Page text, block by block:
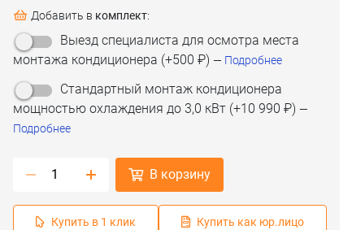
Добавить в комплект:
Выезд специалиста для осмотра места
монтажа кондиционера (+500 ₽) — Подробнее
Стандартный монтаж кондиционера
мощностью охлаждения до 3,0 кВт (+10 990 ₽) —
Подробнее
В корзину
Купить в 1 клик Купить как юр.лицо